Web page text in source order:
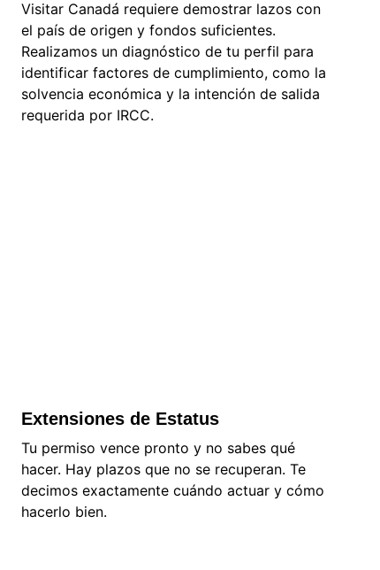
Visitar Canadá requiere demostrar lazos con
el país de origen y fondos suficientes.
Realizamos un diagnóstico de tu perfil para
identificar factores de cumplimiento, como la
solvencia económica y la intención de salida
requerida por IRCC.
Extensiones de Estatus
Tu permiso vence pronto y no sabes qué
hacer. Hay plazos que no se recuperan. Te
decimos exactamente cuándo actuar y cómo
hacerlo bien.